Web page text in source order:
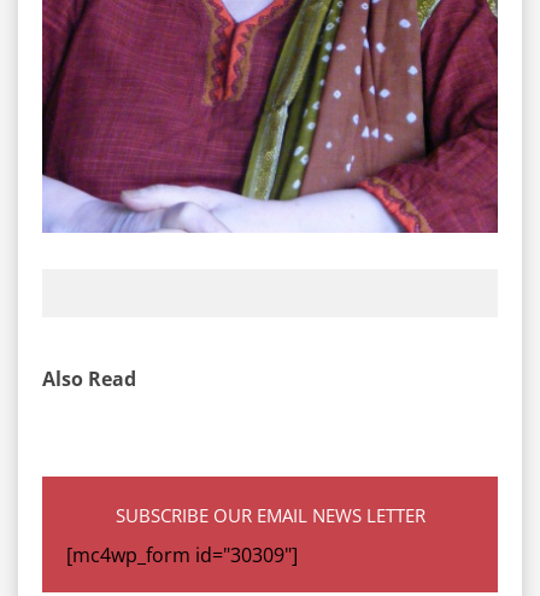
Also Read
SUBSCRIBE OUR EMAIL NEWS LETTER
[mc4wp_form id="30309"]